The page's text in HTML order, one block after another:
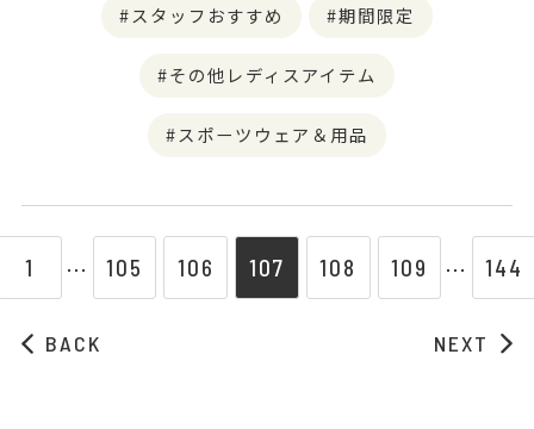
スタッフおすすめ 期間限定
その他レディスアイテム
スポーツウェア＆用品
BACK
1 ⋯ 105 106 107 108 109 ⋯ 144
NEXT